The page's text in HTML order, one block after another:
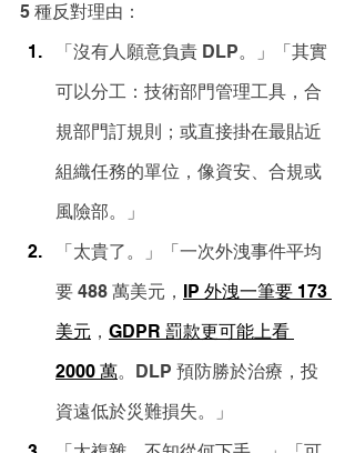
5 種反對理由：
「沒有人願意負責 DLP。」「其實
可以分工：技術部門管理工具，合
規部門訂規則；或直接掛在最貼近
組織任務的單位，像資安、合規或
風險部。」
「太貴了。」「一次外洩事件平均
要 488 萬美元， IP 外洩一筆要 173
美元 ， GDPR 罰款更可能上看
2000 萬。DLP 預防勝於治療，投
資遠低於災難損失。」